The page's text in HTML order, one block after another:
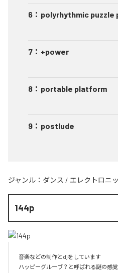
6 ： polyrhythmic puzzle
7 ： +power
8 ： portable platform
9 ： postlude
ジャンル： ダンス / エレクトロニ
144p
音楽などの制作とdjをしています
ハッピーグルーヴ？と呼ばれる謎の感